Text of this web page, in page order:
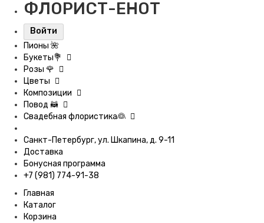
ФЛОРИСТ-ЕНОТ
Войти
Пионы 🌺
Букеты💐
Розы 🌹
Цветы
Композиции
Повод 🦝
Свадебная флористика👰
Санкт-Петербург, ул. Шкапина, д. 9-11
Доставка
Бонусная программа
+7 (981) 774-91-38
Главная
Каталог
Корзина